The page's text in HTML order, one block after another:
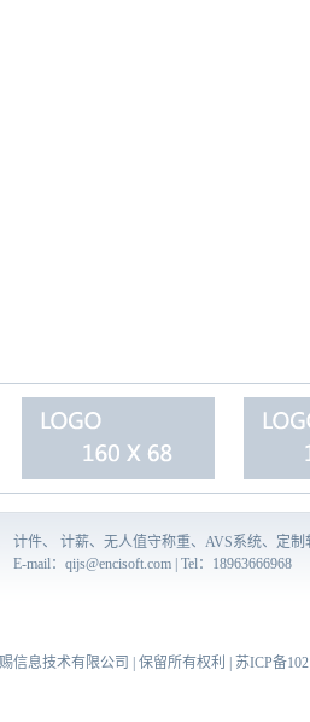
计件、 计薪、无人值守称重、AVS系统、定
E-mail： qijs@encisoft.com| Tel：18963666968
信息技术有限公司 | 保留所有权利 | 苏ICP备